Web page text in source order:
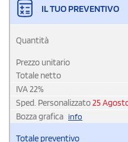
IL TUO PREVENTIVO
Quantità
Prezzo unitario
Totale netto
IVA22%
Sped. Personalizzato25
Bozza grafica info
Totale preventivo